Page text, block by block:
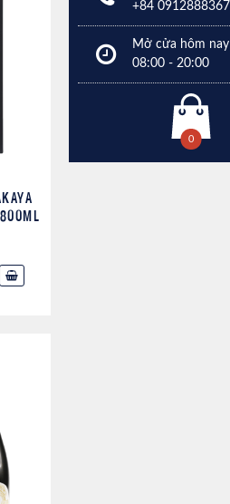
+84 0912888367
Mở cửa hôm nay
08:00 - 20:00
0